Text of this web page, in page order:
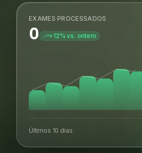
EXAMES PROCESSADOS
0 +12% vs. ontem
Últimos 10 dias